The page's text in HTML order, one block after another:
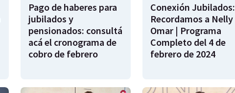
Pago de haberes para
jubilados y
pensionados: consultá
acá el cronograma de
cobro de febrero
Conexión Jubilados:
Recordamos a Nelly
Omar | Programa
Completo del 4 de
febrero de 2024